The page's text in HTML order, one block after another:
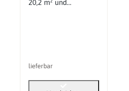
20,2 m² und
lieferbar